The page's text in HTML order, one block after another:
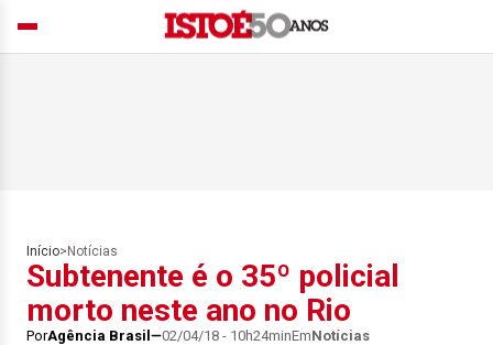
Início> Notícias
Subtenente é o 35º policial
morto neste ano no Rio
PorAgência Brasil 02/04/18 - 10h24minEmNotícias